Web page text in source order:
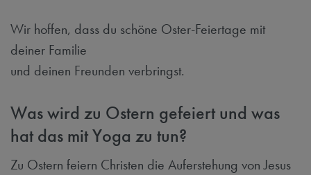
Wir hoffen, dass du schöne Oster-Feiertage mit
deiner Familie
und deinen Freunden verbringst.
Was wird zu Ostern gefeiert und was
hat das mit Yoga zu tun?
Zu Ostern feiern Christen die Auferstehung von Jesus